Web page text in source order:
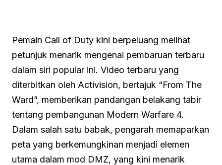
Pemain Call of Duty kini berpeluang melihat
petunjuk menarik mengenai pembaruan terbaru
dalam siri popular ini. Video terbaru yang
diterbitkan oleh Activision, bertajuk “From The
Ward”, memberikan pandangan belakang tabir
tentang pembangunan Modern Warfare 4.
Dalam salah satu babak, pengarah memaparkan
peta yang berkemungkinan menjadi elemen
utama dalam mod DMZ, yang kini menarik